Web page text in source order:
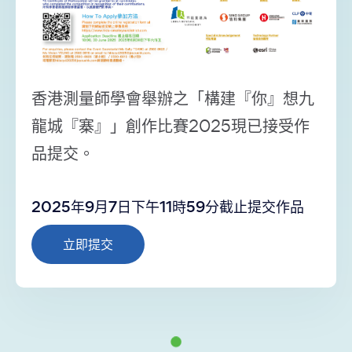
香港測量師學會舉辦之「構建『你』想九
龍城『寨』」創作比賽2025現已接受作
品提交。
2025年9月7日下午11時59分截止提交作品
立即提交